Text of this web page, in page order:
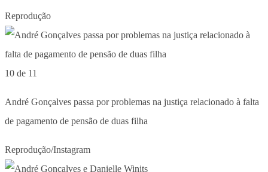
Reprodução
10 de 11
André Gonçalves passa por problemas na justiça relacionado à falta
de pagamento de pensão de duas filha
Reprodução/Instagram